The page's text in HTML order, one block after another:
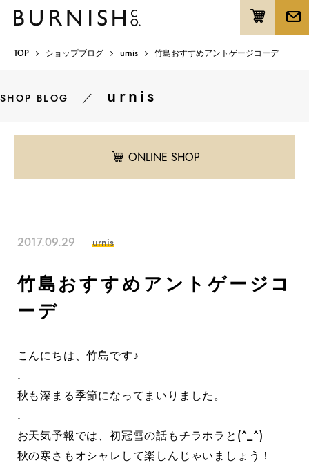
TOP ショップブログ urnis 竹島おすすめアントゲージコーデ
SHOP BLOG ／ urnis
ONLINE SHOP
2017.09.29 urnis
竹島おすすめアントゲージコ
ーデ
こんにちは、竹島です♪
.
秋も深まる季節になってまいりました。
.
お天気予報では、初冠雪の話もチラホラと(^_^)
秋の寒さもオシャレして楽しんじゃいましょう！